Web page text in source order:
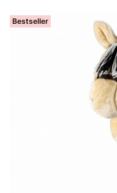
Bestseller